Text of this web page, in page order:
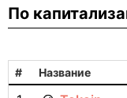
По
# Название